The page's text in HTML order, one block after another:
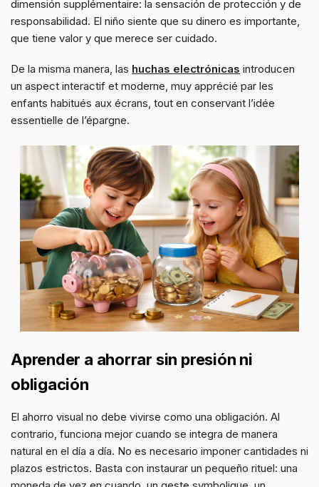
dimensión supplémentaire: la sensación de protección y de
responsabilidad. El niño siente que su dinero es importante,
que tiene valor y que merece ser cuidado.
De la misma manera, las huchas electrónicas introducen
un aspect interactif et moderne, muy apprécié par les
enfants habitués aux écrans, tout en conservant l’idée
essentielle de l’épargne.
Aprender a ahorrar sin presión ni
obligación
El ahorro visual no debe vivirse como una obligación. Al
contrario, funciona mejor cuando se integra de manera
natural en el día a día. No es necesario imponer cantidades ni
plazos estrictos. Basta con instaurar un pequeño rituel: una